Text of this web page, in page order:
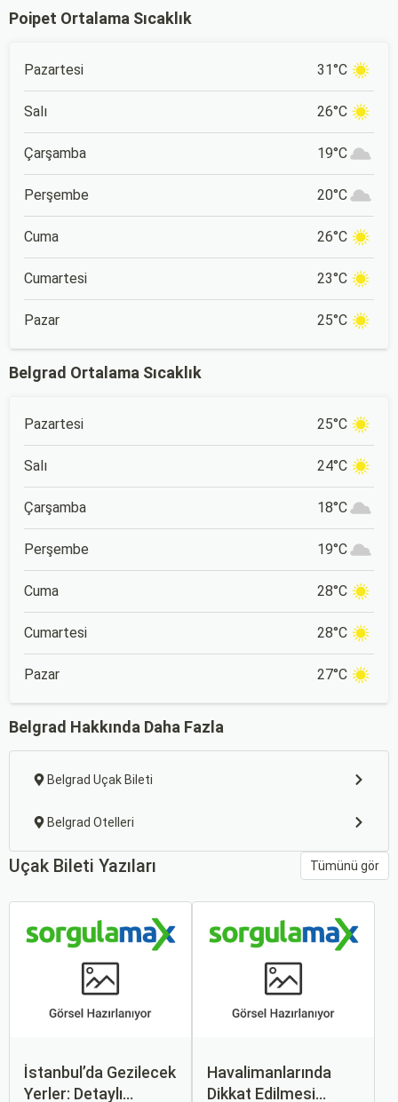
Poipet Ortalama Sıcaklık
Pazartesi 31°C
Salı 26°C
Çarşamba 19°C
Perşembe 20°C
Cuma 26°C
Cumartesi 23°C
Pazar 25°C
Belgrad Ortalama Sıcaklık
Pazartesi 25°C
Salı 24°C
Çarşamba 18°C
Perşembe 19°C
Cuma 28°C
Cumartesi 28°C
Pazar 27°C
Belgrad Hakkında Daha Fazla
Belgrad Uçak Bileti
Belgrad Otelleri
Uçak Bileti Yazıları Tümünü gör
İstanbul’da Gezilecek
Yerler: Detaylı
Havalimanlarında
Dikkat Edilmesi